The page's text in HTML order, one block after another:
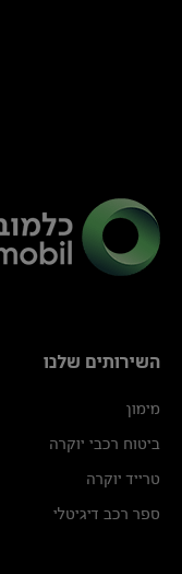
השירותים שלנו
מימון
ביטוח רכבי יוקרה
טרייד יוקרה
ספר רכב דיגיטלי